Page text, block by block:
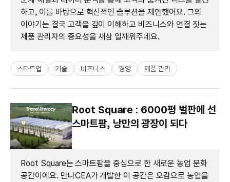
하고, 이를 바탕으로 혁신적인 솔루션을 제안했어요. 그의
이야기는 결국 고객을 깊이 이해하고 비즈니스와 연결 짓는
제품 관리자의 중요성을 새삼 일깨워주네요.
스타트업 기술 비즈니스 경영 제품 관리
Root Square : 6000평 벌판에 선
스마트팜, 낭만의 광장이 되다
Root Square는 스마트팜을 중심으로 한 새로운 농업 문화
공간이에요. 만나CEA가 개발한 이 공간은 오감으로 농업을